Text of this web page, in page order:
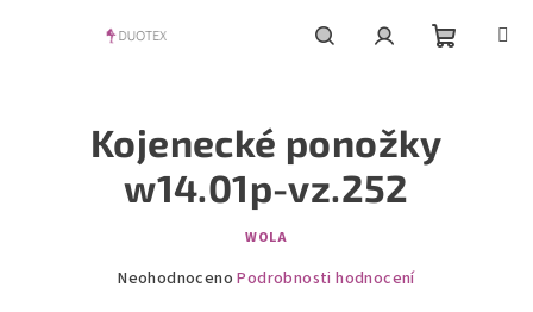
Kojenecké ponožky
w14.01p-vz.252
WOLA
Průměrné
Neohodnoceno Podrobnosti hodnocení